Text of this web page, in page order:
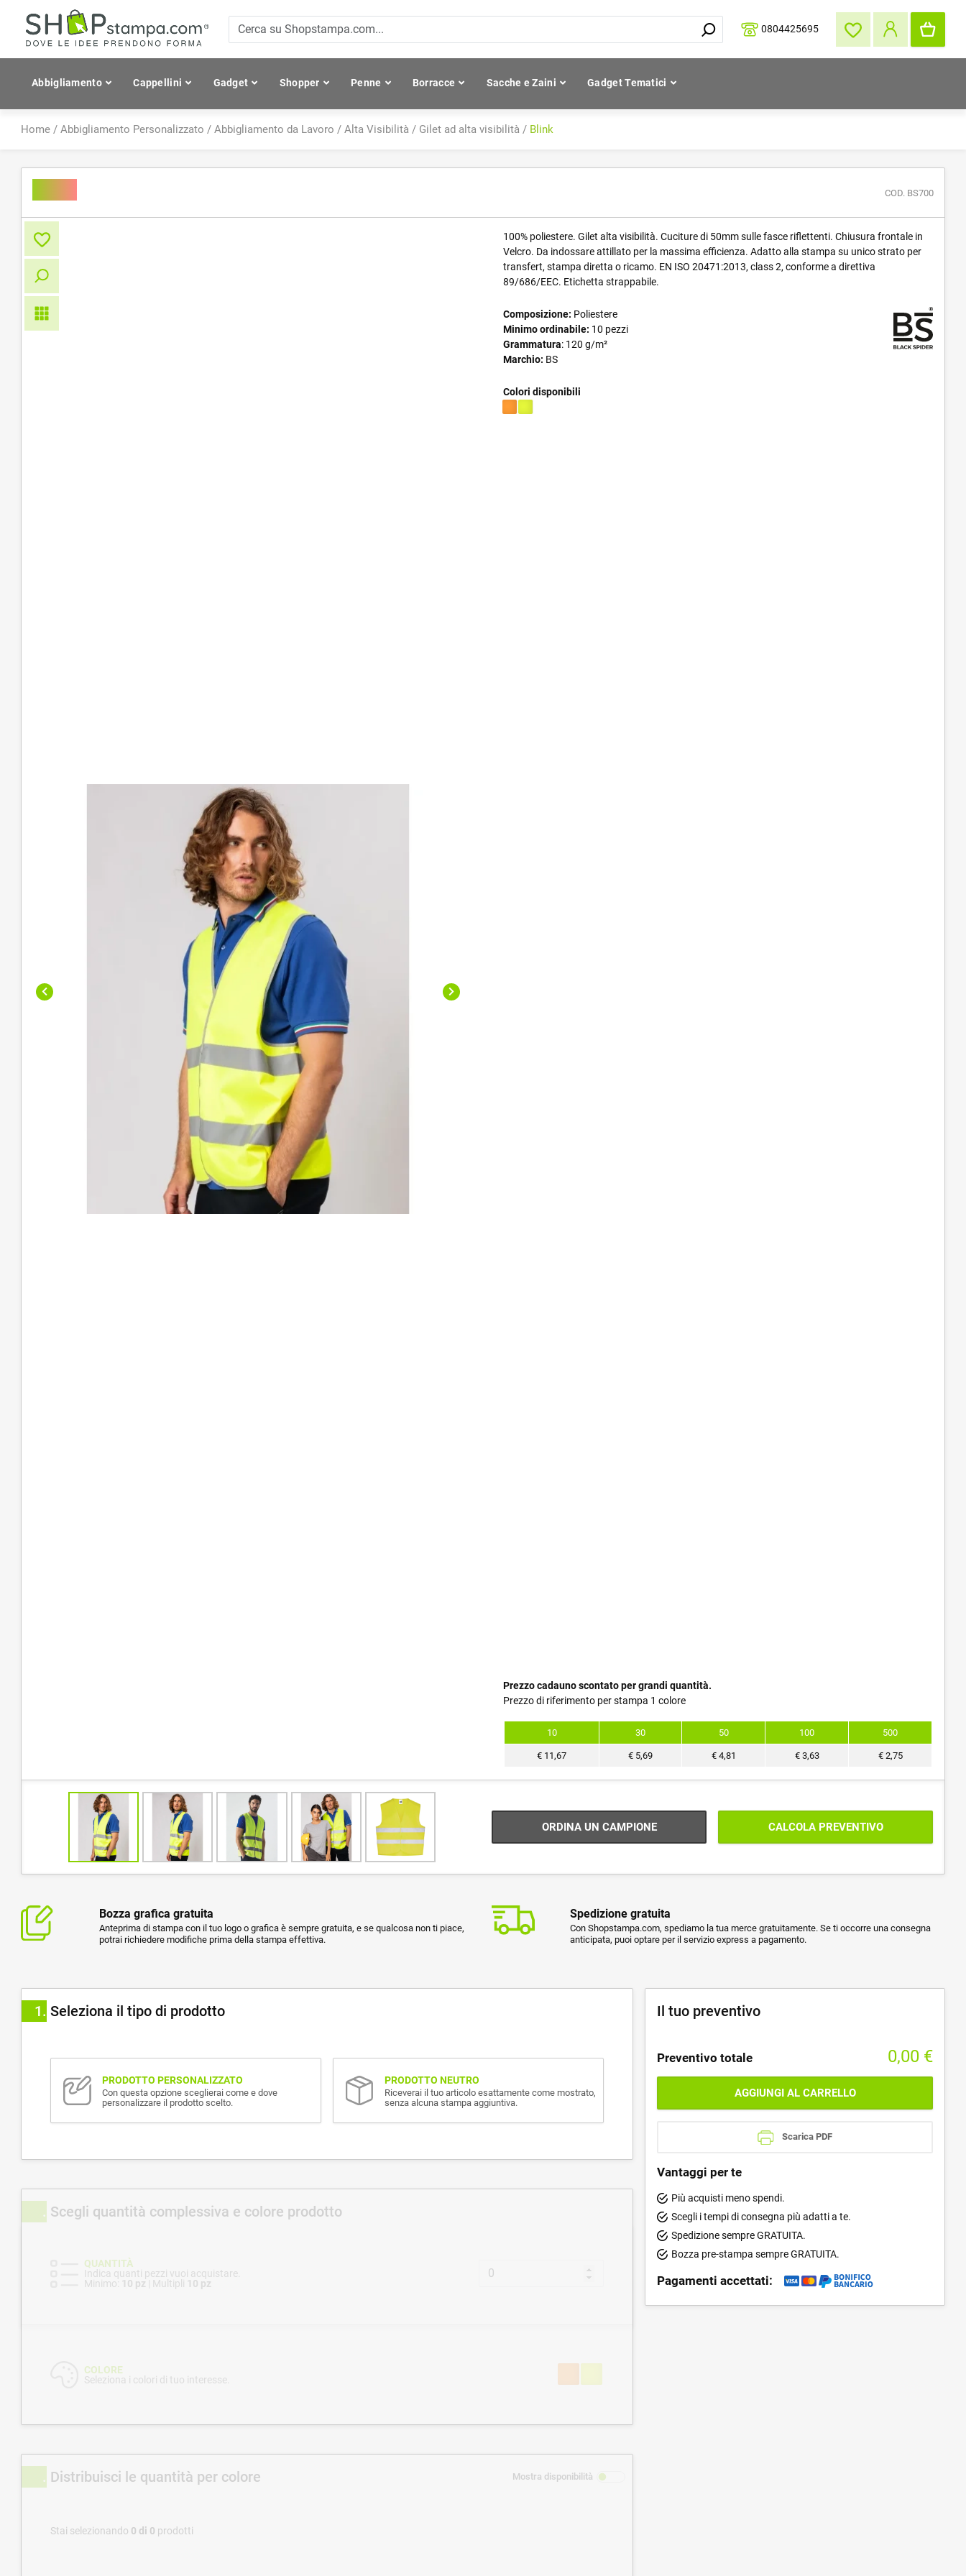
0804425695
Abbigliamento Cappellini Gadget Shopper Penne Borracce Sacche e Zaini Gadget Tematici
Home / Abbigliamento Personalizzato / Abbigliamento da Lavoro / Alta Visibilità / Gilet ad alta visibilità / Blink
COD. BS700
100% poliestere. Gilet alta visibilità. Cuciture di 50mm sulle fasce riflettenti. Chiusura frontale in
Velcro. Da indossare attillato per la massima efficienza. Adatto alla stampa su unico strato per
transfert, stampa diretta o ricamo. EN ISO 20471:2013, class 2, conforme a direttiva
89/686/EEC. Etichetta strappabile.
Composizione: Poliestere
Minimo ordinabile: 10 pezzi
Grammatura: 120 g/m²
Marchio: BS
Colori disponibili
Prezzo cadauno scontato per grandi quantità.
Prezzo di riferimento per stampa 1 colore
10 30 50 100 500
€ 11,67 € 5,69 € 4,81 € 3,63 € 2,75
ORDINA UN CAMPIONE CALCOLA PREVENTIVO
Bozza grafica gratuita
Anteprima di stampa con il tuo logo o grafica è sempre gratuita, e se qualcosa non ti piace,
potrai richiedere modifiche prima della stampa effettiva.
Spedizione gratuita
Con Shopstampa.com, spediamo la tua merce gratuitamente. Se ti occorre una consegna
anticipata, puoi optare per il servizio express a pagamento.
1 Seleziona il tipo di prodotto
PRODOTTO PERSONALIZZATO
Con questa opzione sceglierai come e dove
personalizzare il prodotto scelto.
PRODOTTO NEUTRO
Riceverai il tuo articolo esattamente come mostrato,
senza alcuna stampa aggiuntiva.
Scegli quantità complessiva e colore prodotto
QUANTITÀ
Indica quanti pezzi vuoi acquistare.
Minimo: 10 pz | Multipli 10 pz
COLORE
Seleziona i colori di tuo interesse.
Distribuisci le quantità per colore Mostra disponibilità
Stai selezionando 0 di 0 prodotti
Il tuo preventivo
Preventivo totale 0,00 €
AGGIUNGI AL CARRELLO
Scarica PDF
Vantaggi per te
Più acquisti meno spendi.
Scegli i tempi di consegna più adatti a te.
Spedizione sempre GRATUITA.
Bozza pre-stampa sempre GRATUITA.
Pagamenti accettati: